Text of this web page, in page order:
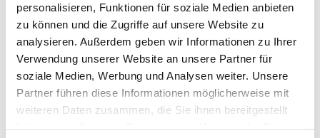
personalisieren, Funktionen für soziale Medien anbieten
zu können und die Zugriffe auf unsere Website zu
analysieren. Außerdem geben wir Informationen zu Ihrer
Verwendung unserer Website an unsere Partner für
soziale Medien, Werbung und Analysen weiter. Unsere
Partner führen diese Informationen möglicherweise mit
weiteren Daten zusammen, die Sie ihnen bereitgestellt
Dies könnte Sie auch
interessieren